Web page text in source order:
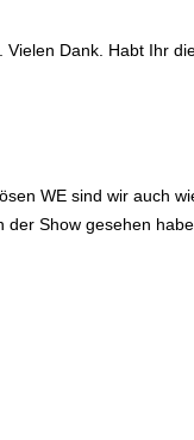
Vielen Dank. Habt Ihr
WE sind wir auch
Show gesehen